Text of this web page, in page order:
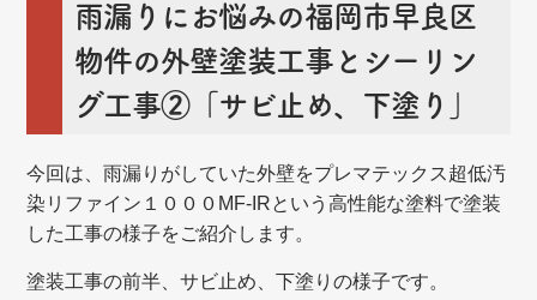
雨漏りにお悩みの福岡市早良区
物件の外壁塗装工事とシーリン
グ工事②「サビ止め、下塗り」
今回は、雨漏りがしていた外壁をプレマテックス超低汚
染リファイン１０００MF-IRという高性能な塗料で塗装
した工事の様子をご紹介します。
塗装工事の前半、サビ止め、下塗りの様子です。